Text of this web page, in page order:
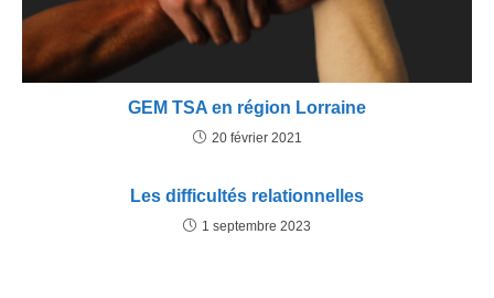
GEM TSA en région Lorraine
20 février 2021
Les difficultés relationnelles
1 septembre 2023